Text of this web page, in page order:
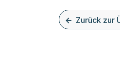
Zurück zur